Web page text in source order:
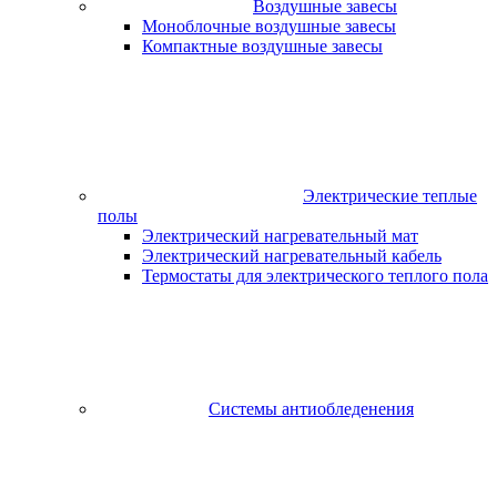
Воздушные завесы
Моноблочные воздушные завесы
Компактные воздушные завесы
Электрические теплые
полы
Электрический нагревательный мат
Электрический нагревательный кабель
Термостаты для электрического теплого пола
Системы антиобледенения